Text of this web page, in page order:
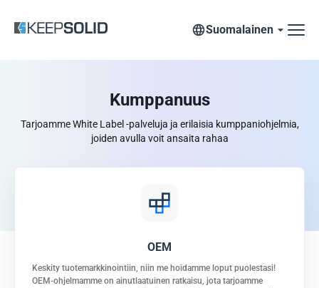
Suomalainen
Kumppanuus
Tarjoamme White Label -palveluja ja erilaisia kumppaniohjelmia,
joiden avulla voit ansaita rahaa
OEM
Keskity tuotemarkkinointiin, niin me hoidamme loput puolestasi!
OEM-ohjelmamme on ainutlaatuinen ratkaisu, jota tarjoamme